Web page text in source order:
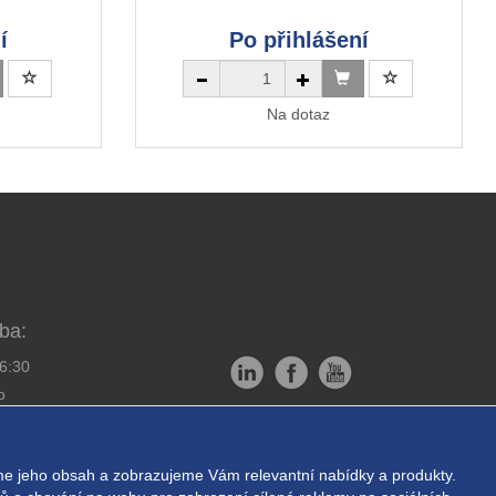
jeho obsah a zobrazujeme Vám relevantní nabídky a produkty.
Po přihlášení
Na dotaz
Powered by ABRA E-shop